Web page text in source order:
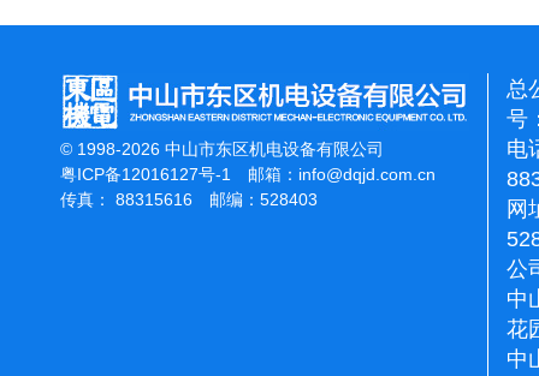
© 1998-2026 中山市东区机电设备有限公司
粤ICP备12016127号-1
邮箱： info@dqjd.com.cn
传真： 88315616 邮编：528403
总
号
电
网
公
中
花
中